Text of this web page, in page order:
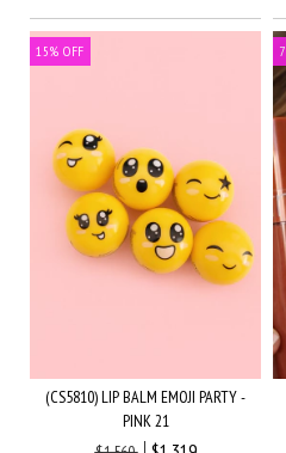
15% OFF
(CS5810) LIP BALM EMOJI PARTY -
PINK 21
7